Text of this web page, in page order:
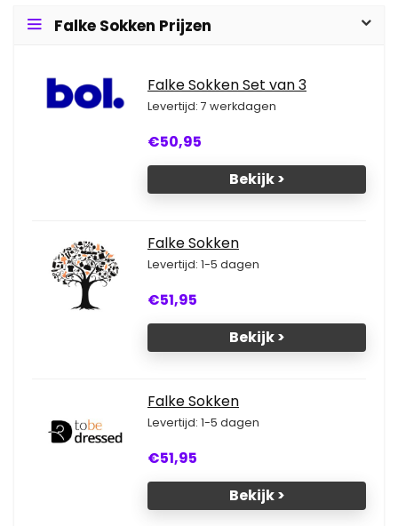
Falke Sokken Prijzen
Falke Sokken Set van 3
Levertijd: 7 werkdagen
€50,95
Bekijk >
Falke Sokken
Levertijd: 1-5 dagen
€51,95
Bekijk >
Falke Sokken
Levertijd: 1-5 dagen
€51,95
Bekijk >